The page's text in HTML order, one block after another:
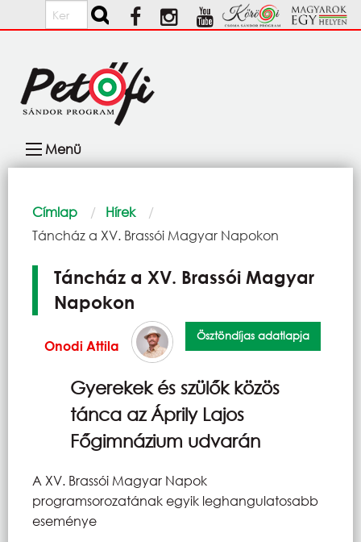
Ugrás a tartalomra
Keresés
navigáció
Menü
Morzsa
Címlap
Hírek
Current:
Táncház a XV. Brassói Magyar Napokon
Táncház a XV. Brassói Magyar
Napokon
Onodi Attila
Ösztöndíjas adatlapja
Gyerekek és szülők közös
tánca az Áprily Lajos
Főgimnázium udvarán
A XV. Brassói Magyar Napok
programsorozatának egyik leghangulatosabb
eseménye